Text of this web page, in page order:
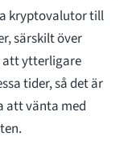
kryptovalutor till
särskilt över
att ytterligare
tider, så det är
att vänta med